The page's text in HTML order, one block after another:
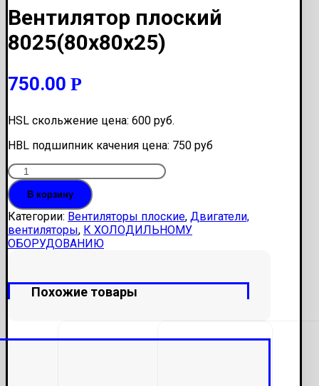
Вентилятор плоский
8025(80х80х25)
750.00 Р
HSL скольжение цена: 600 руб.
HBL подшипник качения цена: 750 руб
Количество
Вентилятор
плоский
8025(80х80х25)
В корзину
Категории: Вентиляторы плоские, Двигатели,
вентиляторы, К ХОЛОДИЛЬНОМУ
ОБОРУДОВАНИЮ
Похожие товары